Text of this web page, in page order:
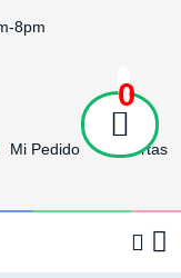
8pm
Mi Pedido Ofertas
0